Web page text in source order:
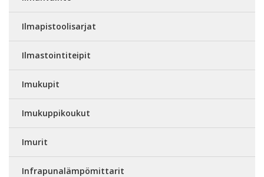
Ilmapistoolisarjat
Ilmastointiteipit
Imukupit
Imukuppikoukut
Imurit
Infrapunalämpömittarit